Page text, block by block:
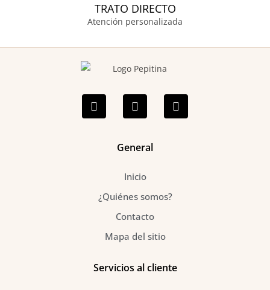
TRATO DIRECTO
Atención personalizada
a
c
e
n
s
t
g
a
m
i
n
t
General
Inicio
¿Quiénes somos?
Contacto
Mapa del sitio
Servicios al cliente